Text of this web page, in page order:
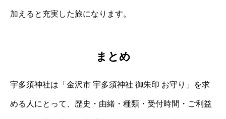
加えると充実した旅になります。
まとめ
宇多須神社は「金沢市 宇多須神社 御朱印 お守り」を求
める人にとって、歴史・由緒・種類・受付時間・ご利益